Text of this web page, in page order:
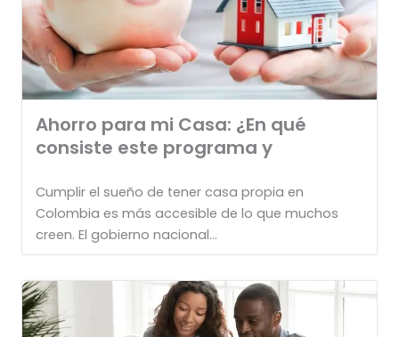
Ahorro para mi Casa: ¿En qué
consiste este programa y
Cumplir el sueño de tener casa propia en
Colombia es más accesible de lo que muchos
creen. El gobierno nacional...